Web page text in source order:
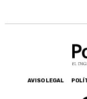
AVISO LEGAL